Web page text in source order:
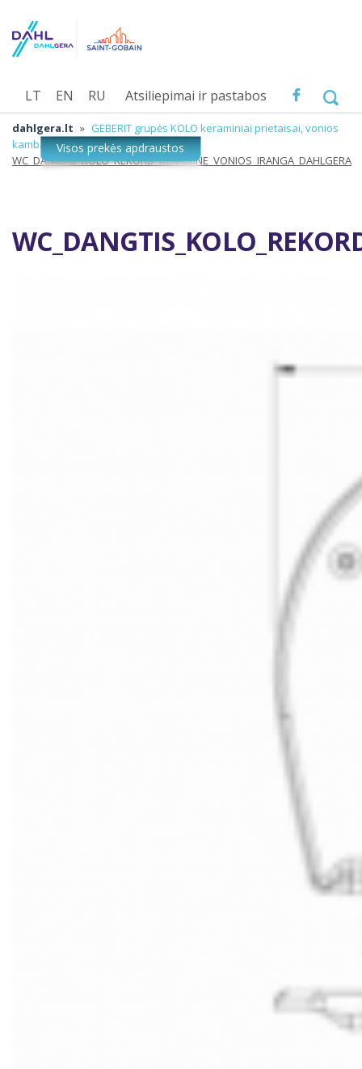
Atsiliepimai ir pastabos
LT EN RU
dahlgera.lt » GEBERIT grupės KOLO keraminiai prietaisai, vonios
kambario įranga »
WC_DANGTIS_KOLO_REKORD_KERAMINE_VONIOS_IRANGA_DAHLGERA